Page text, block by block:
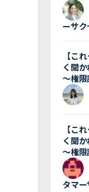
ーサク
【こ
く聞
〜権
【こ
く聞
〜権
タマ